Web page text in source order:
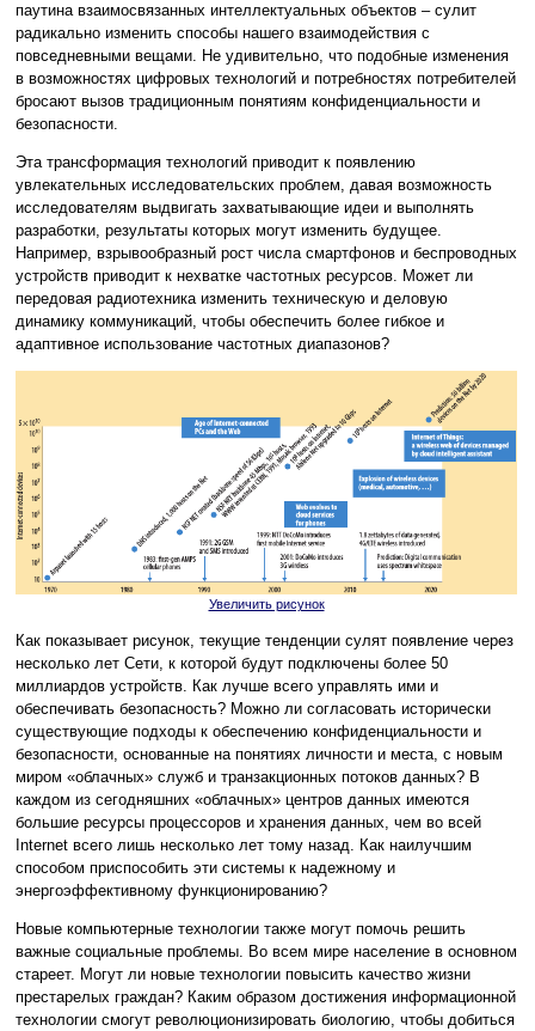
паутина взаимосвязанных интеллектуальных объектов – сулит
радикально изменить способы нашего взаимодействия с
повседневными вещами. Не удивительно, что подобные изменения
в возможностях цифровых технологий и потребностях потребителей
бросают вызов традиционным понятиям конфиденциальности и
безопасности.
Эта трансформация технологий приводит к появлению
увлекательных исследовательских проблем, давая возможность
исследователям выдвигать захватывающие идеи и выполнять
разработки, результаты которых могут изменить будущее.
Например, взрывообразный рост числа смартфонов и беспроводных
устройств приводит к нехватке частотных ресурсов. Может ли
передовая радиотехника изменить техническую и деловую
динамику коммуникаций, чтобы обеспечить более гибкое и
адаптивное использование частотных диапазонов?
Увеличить рисунок
Как показывает рисунок, текущие тенденции сулят появление через
несколько лет Сети, к которой будут подключены более 50
миллиардов устройств. Как лучше всего управлять ими и
обеспечивать безопасность? Можно ли согласовать исторически
существующие подходы к обеспечению конфиденциальности и
безопасности, основанные на понятиях личности и места, с новым
миром «облачных» служб и транзакционных потоков данных? В
каждом из сегодняшних «облачных» центров данных имеются
большие ресурсы процессоров и хранения данных, чем во всей
Internet всего лишь несколько лет тому назад. Как наилучшим
способом приспособить эти системы к надежному и
энергоэффективному функционированию?
Новые компьютерные технологии также могут помочь решить
важные социальные проблемы. Во всем мире население в основном
стареет. Могут ли новые технологии повысить качество жизни
престарелых граждан? Каким образом достижения информационной
технологии смогут революционизировать биологию, чтобы добиться